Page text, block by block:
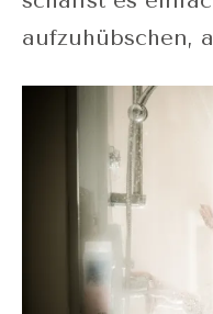
aufzuhübschen,